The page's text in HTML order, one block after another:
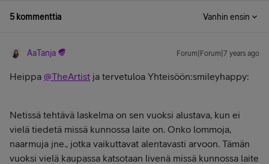
5 kommenttia Vanhin ensin
AaTanja Forum|Forum|7 years ago
Heippa @TheArtist ja tervetuloa Yhteisöön:smileyhappy:
Netissä tehtävä laskelma on sen vuoksi alustava, kun ei
vielä tiedetä missä kunnossa laite on. Onko lommoja,
naarmuja jne., jotka vaikuttavat alentavasti arvoon. Tämän
vuoksi vielä kaupassa katsotaan livenä missä kunnossa laite